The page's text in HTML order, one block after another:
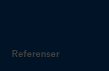
Referenser